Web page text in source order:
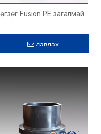
өгзөг Fusion PE загалмай
лавлах